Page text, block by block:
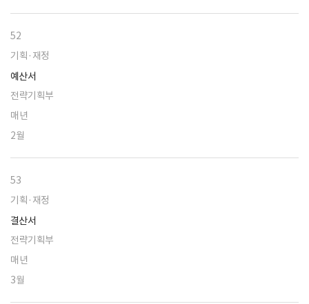
52
기획·재정
예산서
전략기획부
매년
2월
53
기획·재정
결산서
전략기획부
매년
3월